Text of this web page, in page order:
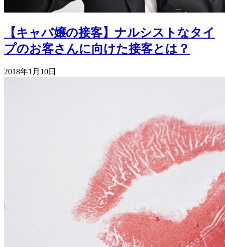
【キャバ嬢の接客】ナルシストなタイ
プのお客さんに向けた接客とは？
2018年1月10日